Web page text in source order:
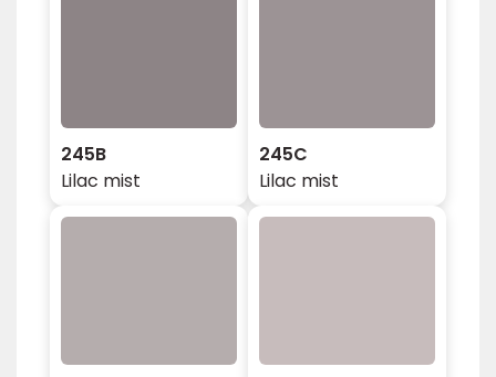
245B
Lilac mist
245C
Lilac mist